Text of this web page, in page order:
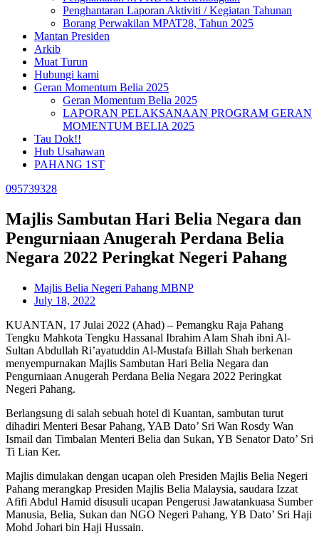
Penghantaran Laporan Aktiviti / Kegiatan Tahunan
Borang Perwakilan MPAT28, Tahun 2025
Mantan Presiden
Arkib
Muat Turun
Hubungi kami
Geran Momentum Belia 2025
Geran Momentum Belia 2025
LAPORAN PELAKSANAAN PROGRAM GERAN
MOMENTUM BELIA 2025
Tau Dok!!
Hub Usahawan
PAHANG 1ST
095739328
Majlis Sambutan Hari Belia Negara dan
Pengurniaan Anugerah Perdana Belia
Negara 2022 Peringkat Negeri Pahang
Majlis Belia Negeri Pahang MBNP
July 18, 2022
KUANTAN, 17 Julai 2022 (Ahad) – Pemangku Raja Pahang
Tengku Mahkota Tengku Hassanal Ibrahim Alam Shah ibni Al-
Sultan Abdullah Ri’ayatuddin Al-Mustafa Billah Shah berkenan
menyempurnakan Majlis Sambutan Hari Belia Negara dan
Pengurniaan Anugerah Perdana Belia Negara 2022 Peringkat
Negeri Pahang.
Berlangsung di salah sebuah hotel di Kuantan, sambutan turut
dihadiri Menteri Besar Pahang, YAB Dato’ Sri Wan Rosdy Wan
Ismail dan Timbalan Menteri Belia dan Sukan, YB Senator Dato’ Sri
Ti Lian Ker.
Majlis dimulakan dengan ucapan oleh Presiden Majlis Belia Negeri
Pahang merangkap Presiden Majlis Belia Malaysia, saudara Izzat
Afifi Abdul Hamid disusuli ucapan Pengerusi Jawatankuasa Sumber
Manusia, Belia, Sukan dan NGO Negeri Pahang, YB Dato’ Sri Haji
Mohd Johari bin Haji Hussain.